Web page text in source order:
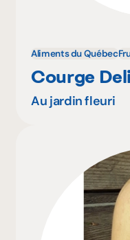
Aliments du Québec
Courge
Au jardin fleuri